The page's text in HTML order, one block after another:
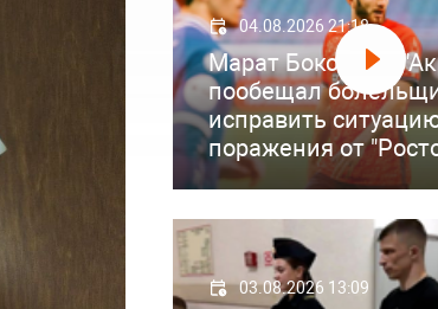
04.08.2026 21:18
Марат Бокоев из
пообещал
исправить
поражения от
03.08.2026 13:09